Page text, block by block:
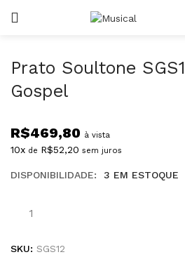
Lembrar-me
Prato Soultone
Gospel
R$469,80 à vista
10x de R$52,20 sem juros
DISPONIBILIDADE: 3 EM ESTOQUE
SKU: SGS12